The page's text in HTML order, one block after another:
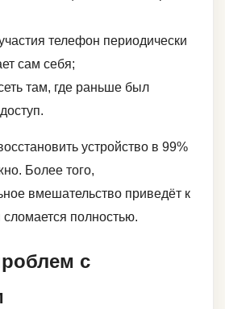
телефон периодически
сам себя;
там, где раньше был
устройство в 99%
Более того,
вмешательство приведёт к
сломается полностью.
с